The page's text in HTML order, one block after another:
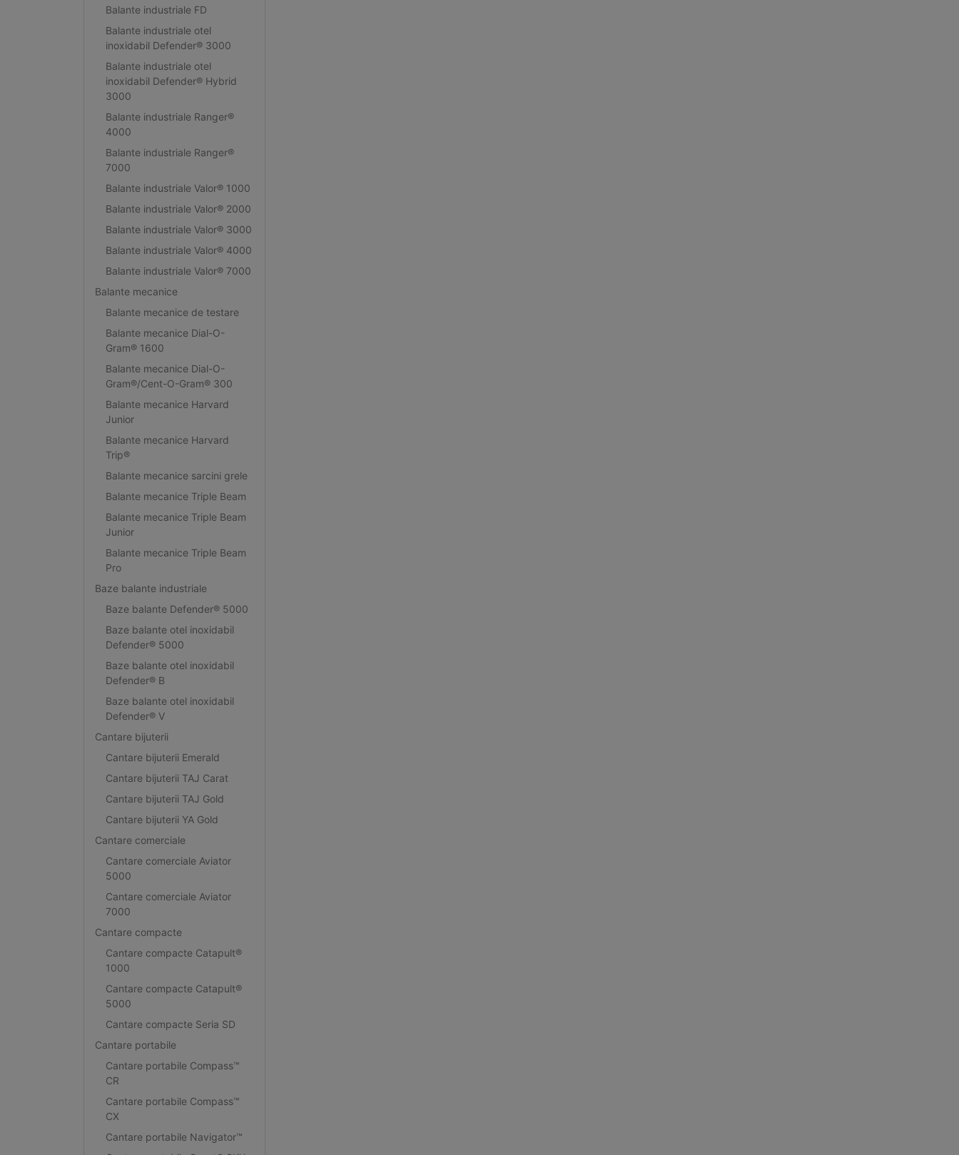
Balante industriale FD
Balante industriale otel
inoxidabil Defender® 3000
Balante industriale otel
inoxidabil Defender® Hybrid
3000
Balante industriale Ranger®
4000
Balante industriale Ranger®
7000
Balante industriale Valor® 1000
Balante industriale Valor® 2000
Balante industriale Valor® 3000
Balante industriale Valor® 4000
Balante industriale Valor® 7000
Balante mecanice
Balante mecanice de testare
Balante mecanice Dial-O-
Gram® 1600
Balante mecanice Dial-O-
Gram®/Cent-O-Gram® 300
Balante mecanice Harvard
Junior
Balante mecanice Harvard
Trip®
Balante mecanice sarcini grele
Balante mecanice Triple Beam
Balante mecanice Triple Beam
Junior
Balante mecanice Triple Beam
Pro
Baze balante industriale
Baze balante Defender® 5000
Baze balante otel inoxidabil
Defender® 5000
Baze balante otel inoxidabil
Defender® B
Baze balante otel inoxidabil
Defender® V
Cantare bijuterii
Cantare bijuterii Emerald
Cantare bijuterii TAJ Carat
Cantare bijuterii TAJ Gold
Cantare bijuterii YA Gold
Cantare comerciale
Cantare comerciale Aviator
5000
Cantare comerciale Aviator
7000
Cantare compacte
Cantare compacte Catapult®
1000
Cantare compacte Catapult®
5000
Cantare compacte Seria SD
Cantare portabile
Cantare portabile Compass™
CR
Cantare portabile Compass™
CX
Cantare portabile Navigator™